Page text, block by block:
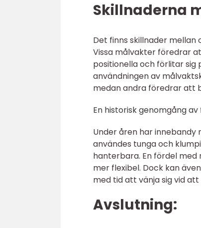
Skillnaderna
Det finns skillnader
Vissa målvakter föredrar
positionella och förlitar sig
användningen av
medan andra föredrar att
En historisk genomgång
Under åren har
användes tunga och
hanterbara. En fördel
mer flexibel. Dock kan
med tid att vänja sig vid
Avslutning: